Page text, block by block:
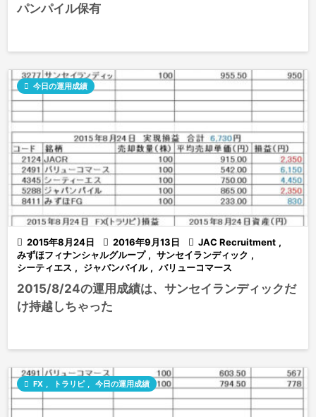
パンパイル保有
 2015年8月24日  2016年9月13日
 今日の運用成績
 JAC Recruitment ,
みずほフィナンシャルグループ , サンセイランディック ,
シーティエス , ジャパンパイル , バリューコマース
2015/8/24の運用成績は、サンセイランディックだ
け持越しちゃった
 FX トラリピ 今日の運用成績